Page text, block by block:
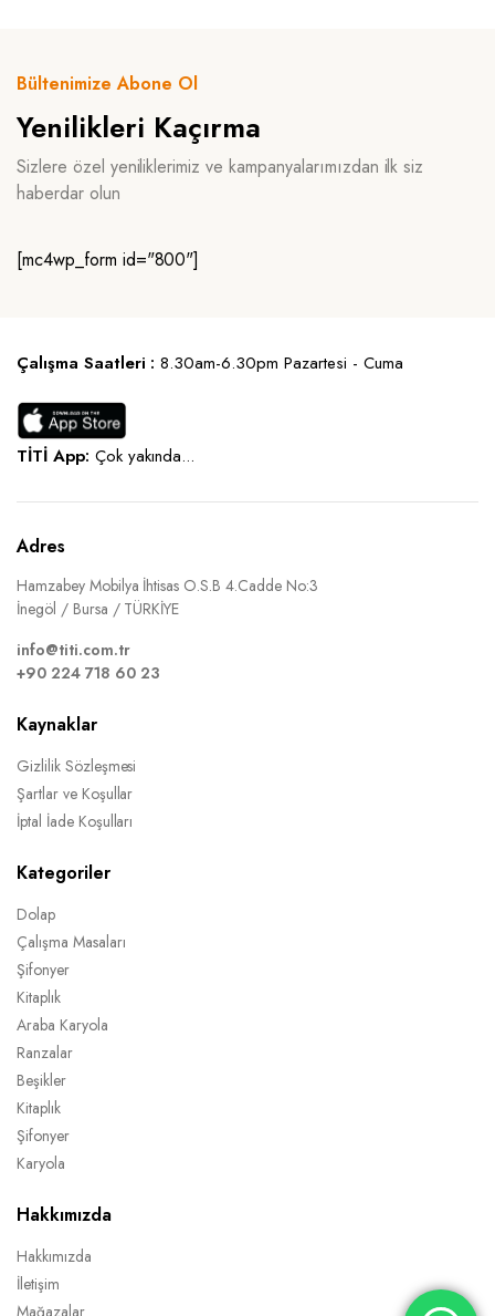
Bültenimize Abone Ol
Yenilikleri Kaçırma
Sizlere özel yeniliklerimiz ve kampanyalarımızdan ilk siz
haberdar olun
[mc4wp_form id="800"]
Çalışma Saatleri : 8.30am-6.30pm Pazartesi - Cuma
TİTİ App: Çok yakında...
Adres
Hamzabey Mobilya İhtisas O.S.B 4.Cadde No:3
İnegöl / Bursa / TÜRKİYE
info@titi.com.tr
+90 224 718 60 23
Kaynaklar
Gizlilik Sözleşmesi
Şartlar ve Koşullar
İptal İade Koşulları
Kategoriler
Dolap
Çalışma Masaları
Şifonyer
Kitaplık
Araba Karyola
Ranzalar
Beşikler
Kitaplık
Şifonyer
Karyola
Hakkımızda
Hakkımızda
İletişim
Mağazalar